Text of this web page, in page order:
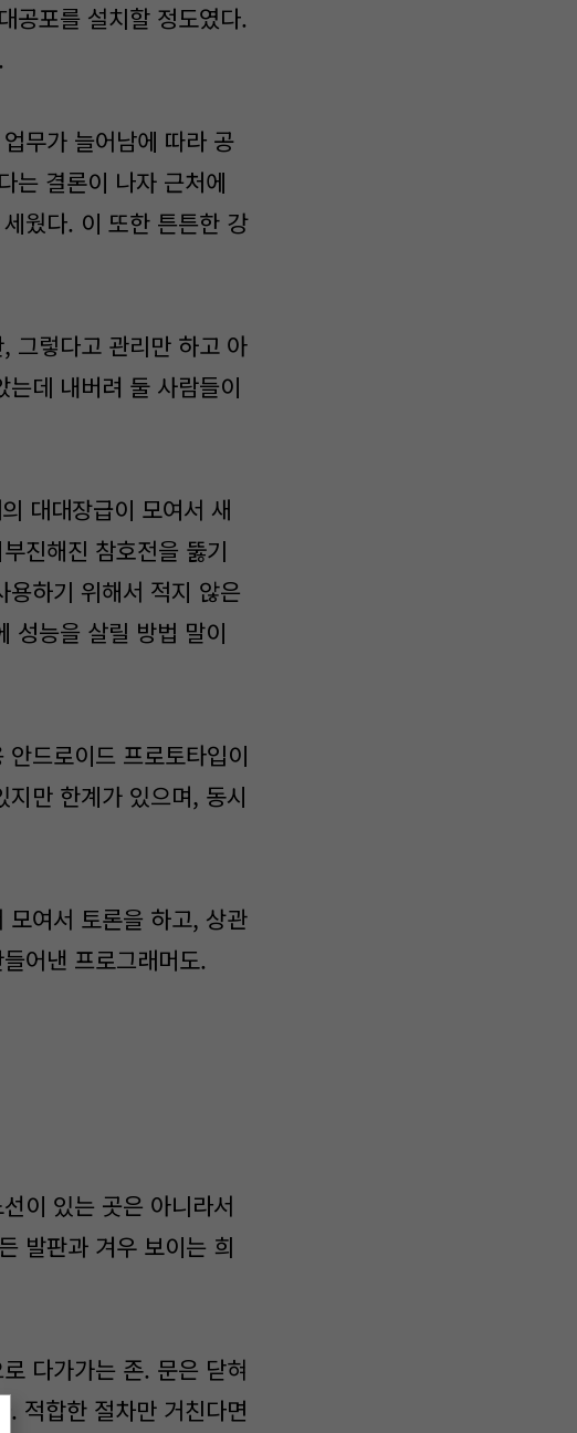
공포를 설치할 정도였다.
무가 늘어남에 따라 공
는 결론이 나자 근처에
웠다. 이 또한 튼튼한 강
그렇다고 관리만 하고 아
데 내버려 둘 사람들이
대대장급이 모여서 새
진해진 참호전을 뚫기
하기 위해서 적지 않은
성능을 살릴 방법 말이
드로이드 프로토타입이
만 한계가 있으며, 동시
모여서 토론을 하고, 상관
어낸 프로그래머도.
이 있는 곳은 아니라서
발판과 겨우 보이는 희
다가가는 존. 문은 닫혀
적합한 절차만 거친다면